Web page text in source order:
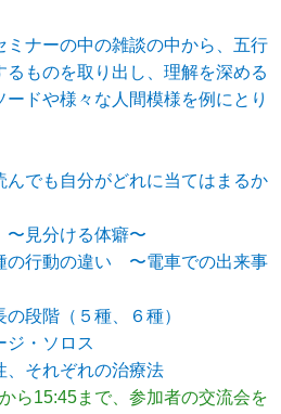
ミナーの中の雑談の中から、五行
ものを取り出し、理解を深める
ドや様々な人間模様を例にとり
んでも自分がどれに当てはまるか
見分ける体癖〜
の行動の違い 〜電車での出来事
段階（５種、６種）
ジ・ソロス
、それぞれの治療法
ら15:45まで、参加者の交流会を